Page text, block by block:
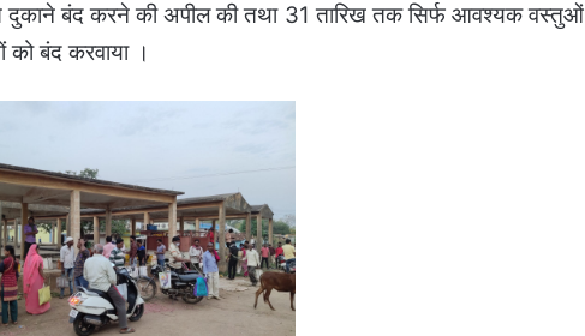
दुकाने बंद करने की अपील की तथा 31 तारिख तक सिर्फ आवश्यक वस्तुओं
बंद करवाया ।